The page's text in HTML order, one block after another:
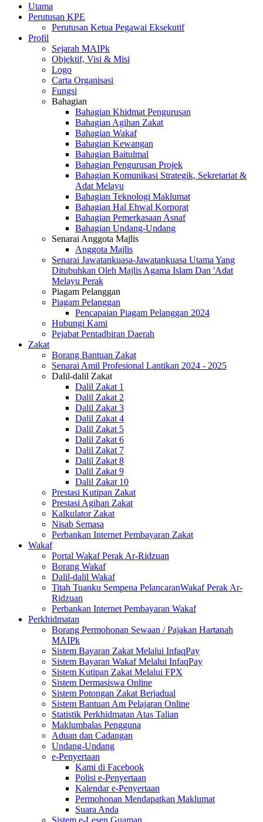
Utama
Perutusan KPE
Perutusan Ketua Pegawai Eksekutif
Profil
Sejarah MAIPk
Objektif, Visi & Misi
Logo
Carta Organisasi
Fungsi
Bahagian
Bahagian Khidmat Pengurusan
Bahagian Agihan Zakat
Bahagian Wakaf
Bahagian Kewangan
Bahagian Baitulmal
Bahagian Pengurusan Projek
Bahagian Komunikasi Strategik, Sekretariat &
Adat Melayu
Bahagian Teknologi Maklumat
Bahagian Hal Ehwal Korporat
Bahagian Pemerkasaan Asnaf
Bahagian Undang-Undang
Senarai Anggota Majlis
Anggota Majlis
Senarai Jawatankuasa-Jawatankuasa Utama Yang
Ditubuhkan Oleh Majlis Agama Islam Dan 'Adat
Melayu Perak
Piagam Pelanggan
Piagam Pelanggan
Pencapaian Piagam Pelanggan 2024
Hubungi Kami
Pejabat Pentadbiran Daerah
Zakat
Borang Bantuan Zakat
Senarai Amil Profesional Lantikan 2024 - 2025
Dalil-dalil Zakat
Dalil Zakat 1
Dalil Zakat 2
Dalil Zakat 3
Dalil Zakat 4
Dalil Zakat 5
Dalil Zakat 6
Dalil Zakat 7
Dalil Zakat 8
Dalil Zakat 9
Dalil Zakat 10
Prestasi Kutipan Zakat
Prestasi Agihan Zakat
Kalkulator Zakat
Nisab Semasa
Perbankan Internet Pembayaran Zakat
Wakaf
Portal Wakaf Perak Ar-Ridzuan
Borang Wakaf
Dalil-dalil Wakaf
Titah Tuanku Sempena PelancaranWakaf Perak Ar-
Ridzuan
Perbankan Internet Pembayaran Wakaf
Perkhidmatan
Borang Permohonan Sewaan / Pajakan Hartanah
MAIPk
Sistem Bayaran Zakat Melalui InfaqPay
Sistem Bayaran Wakaf Melalui InfaqPay
Sistem Kutipan Zakat Melalui FPX
Sistem Dermasiswa Online
Sistem Potongan Zakat Berjadual
Sistem Bantuan Am Pelajaran Online
Statistik Perkhidmatan Atas Talian
Maklumbalas Pengguna
Aduan dan Cadangan
Undang-Undang
e-Penyertaan
Kami di Facebook
Polisi e-Penyertaan
Kalendar e-Penyertaan
Permohonan Mendapatkan Maklumat
Suara Anda
Sistem e-Lesen Guaman